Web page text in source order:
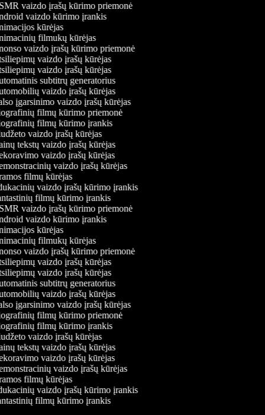
vaizdo įrašų kūrimo priemonė
vaizdo kūrimo įrankis
kūrėjas
filmukų kūrėjas
vaizdo įrašų kūrimo priemonė
vaizdo įrašų kūrėjas
vaizdo įrašų kūrėjas
subtitrų generatorius
vaizdo įrašų kūrėjas
įgarsinimo vaizdo įrašų kūrėjas
filmų kūrimo priemonė
filmų kūrimo įrankis
vaizdo įrašų kūrėjas
tekstų vaizdo įrašų kūrėjas
vaizdo įrašų kūrėjas
vaizdo įrašų kūrėjas
filmų kūrėjas
vaizdo įrašų kūrimo įrankis
filmų kūrimo įrankis
vaizdo įrašų kūrimo priemonė
vaizdo kūrimo įrankis
kūrėjas
filmukų kūrėjas
vaizdo įrašų kūrimo priemonė
vaizdo įrašų kūrėjas
vaizdo įrašų kūrėjas
subtitrų generatorius
vaizdo įrašų kūrėjas
įgarsinimo vaizdo įrašų kūrėjas
filmų kūrimo priemonė
filmų kūrimo įrankis
vaizdo įrašų kūrėjas
tekstų vaizdo įrašų kūrėjas
vaizdo įrašų kūrėjas
vaizdo įrašų kūrėjas
filmų kūrėjas
vaizdo įrašų kūrimo įrankis
filmų kūrimo įrankis